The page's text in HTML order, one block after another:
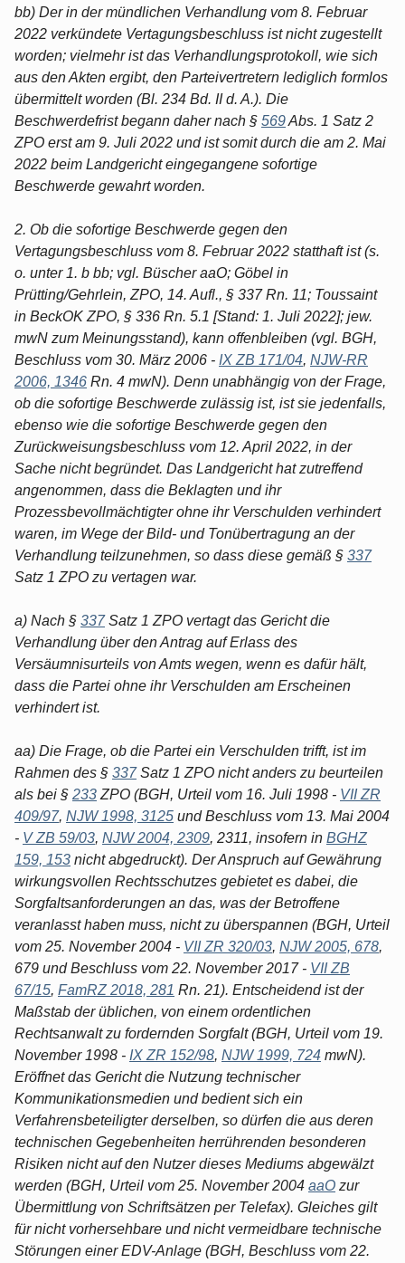
bb) Der in der mündlichen Verhandlung vom 8. Februar
2022 verkündete Vertagungsbeschluss ist nicht zugestellt
worden; vielmehr ist das Verhandlungsprotokoll, wie sich
aus den Akten ergibt, den Parteivertretern lediglich formlos
übermittelt worden (Bl. 234 Bd. II d. A.). Die
Beschwerdefrist begann daher nach § 569Abs. 1 Satz 2
ZPO erst am 9. Juli 2022 und ist somit durch die am 2. Mai
2022 beim Landgericht eingegangene sofortige
Beschwerde gewahrt worden.
2. Ob die sofortige Beschwerde gegen den
Vertagungsbeschluss vom 8. Februar 2022 statthaft ist (s.
o. unter 1. b bb; vgl. Büscher aaO; Göbel in
Prütting/Gehrlein, ZPO, 14. Aufl., § 337 Rn. 11; Toussaint
in BeckOK ZPO, § 336 Rn. 5.1 [Stand: 1. Juli 2022]; jew.
mwN zum Meinungsstand), kann offenbleiben (vgl. BGH,
Beschluss vom 30. März 2006 - IX ZB 171/04, NJW-RR
2006, 1346 Rn. 4 mwN). Denn unabhängig von der Frage,
ob die sofortige Beschwerde zulässig ist, ist sie jedenfalls,
ebenso wie die sofortige Beschwerde gegen den
Zurückweisungsbeschluss vom 12. April 2022, in der
Sache nicht begründet. Das Landgericht hat zutreffend
angenommen, dass die Beklagten und ihr
Prozessbevollmächtigter ohne ihr Verschulden verhindert
waren, im Wege der Bild- und Tonübertragung an der
Verhandlung teilzunehmen, so dass diese gemäß § 337
Satz 1 ZPO zu vertagen war.
a) Nach § 337Satz 1 ZPO vertagt das Gericht die
Verhandlung über den Antrag auf Erlass des
Versäumnisurteils von Amts wegen, wenn es dafür hält,
dass die Partei ohne ihr Verschulden am Erscheinen
verhindert ist.
aa) Die Frage, ob die Partei ein Verschulden trifft, ist im
Rahmen des § 337Satz 1 ZPO nicht anders zu beurteilen
als bei § 233 ZPO (BGH, Urteil vom 16. Juli 1998 - VII ZR
409/97, NJW 1998, 3125 und Beschluss vom 13. Mai 2004
- V ZB 59/03, NJW 2004, 2309, 2311, insofern in BGHZ
159, 153 nicht abgedruckt). Der Anspruch auf Gewährung
wirkungsvollen Rechtsschutzes gebietet es dabei, die
Sorgfaltsanforderungen an das, was der Betroffene
veranlasst haben muss, nicht zu überspannen (BGH, Urteil
vom 25. November 2004 - VII ZR 320/03, NJW 2005, 678,
679 und Beschluss vom 22. November 2017 - VII ZB
67/15, FamRZ 2018, 281 Rn. 21). Entscheidend ist der
Maßstab der üblichen, von einem ordentlichen
Rechtsanwalt zu fordernden Sorgfalt (BGH, Urteil vom 19.
November 1998 - IX ZR 152/98, NJW 1999, 724 mwN).
Eröffnet das Gericht die Nutzung technischer
Kommunikationsmedien und bedient sich ein
Verfahrensbeteiligter derselben, so dürfen die aus deren
technischen Gegebenheiten herrührenden besonderen
Risiken nicht auf den Nutzer dieses Mediums abgewälzt
werden (BGH, Urteil vom 25. November 2004 aaO zur
Übermittlung von Schriftsätzen per Telefax). Gleiches gilt
für nicht vorhersehbare und nicht vermeidbare technische
Störungen einer EDV-Anlage (BGH, Beschluss vom 22.